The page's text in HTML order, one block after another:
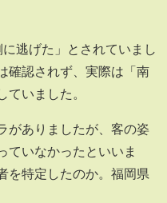
逃げた」とされていまし
確認されず、実際は「南
ていました。
がありましたが、客の姿
ていなかったといいま
を特定したのか。福岡県